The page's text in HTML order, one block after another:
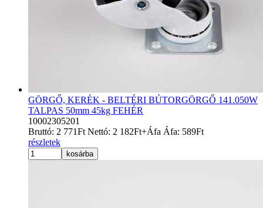
GÖRGŐ, KERÉK - BELTÉRI BÚTORGÖRGŐ 141.050W
TALPAS 50mm 45kg FEHÉR
10002305201
Bruttó: 2 771Ft Nettó: 2 182Ft+Áfa Áfa: 589Ft
részletek
kosárba